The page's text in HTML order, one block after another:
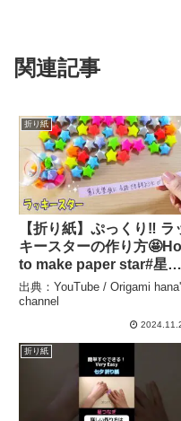
関連記事
折り紙
【折り紙】ぷっくり‼ ラ
キースターの作り方
to make paper star#星
#Star#クリスマス#七夕#
し#オーナメント#スター#
스타#별#折り方#おりが
hana’s channel
出典：YouTube / Origami
channel
折り紙